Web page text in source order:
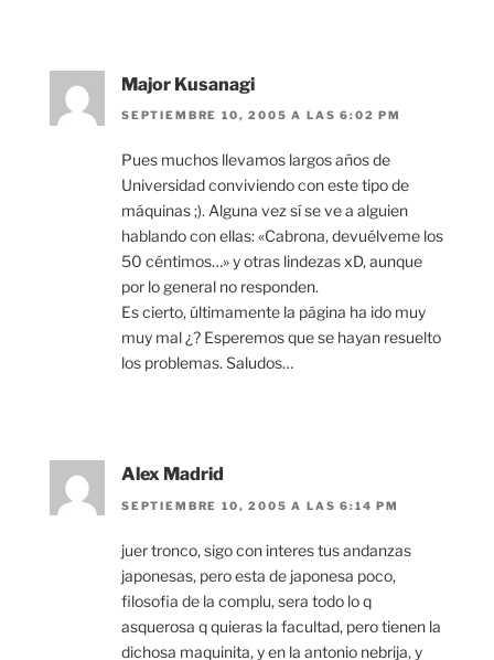
Major Kusanagi
SEPTIEMBRE 10, 2005 A LAS 6:02 PM
Pues muchos llevamos largos años de
Universidad conviviendo con este tipo de
máquinas ;). Alguna vez sí se ve a alguien
hablando con ellas: «Cabrona, devuélveme los
50 céntimos…» y otras lindezas xD, aunque
por lo general no responden.
Es cierto, últimamente la página ha ido muy
muy mal ¿? Esperemos que se hayan resuelto
los problemas. Saludos…
Alex Madrid
SEPTIEMBRE 10, 2005 A LAS 6:14 PM
juer tronco, sigo con interes tus andanzas
japonesas, pero esta de japonesa poco,
filosofia de la complu, sera todo lo q
asquerosa q quieras la facultad, pero tienen la
dichosa maquinita, y en la antonio nebrija, y